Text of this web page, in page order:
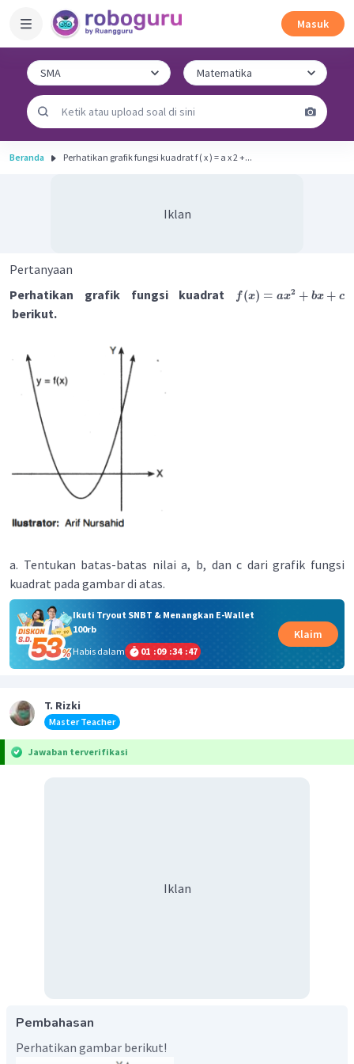
Masuk
Beranda Perhatikan grafik fungsi kuadrat f ( x ) = a x 2 +...
Iklan
Pertanyaan
Perhatikan grafik fungsi kuadrat
f (x) = ax2 + bx + c
berikut.
a. Tentukan batas-batas nilai a, b, dan c dari grafik fungsi
kuadrat pada gambar di atas.
Ikuti Tryout SNBT & Menangkan E-Wallet
100rb
Habis dalam
01 :09 :34 :47
Klaim
T. Rizki
Master Teacher
Jawaban terverifikasi
Iklan
Pembahasan
Perhatikan gambar berikut!